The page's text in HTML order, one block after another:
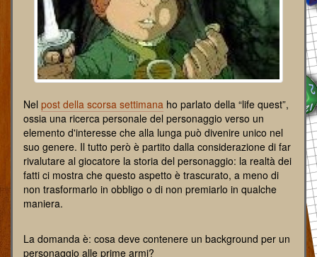
Nel post della scorsa settimana ho parlato della “life quest”,
ossia una ricerca personale del personaggio verso un
elemento d'interesse che alla lunga può divenire unico nel
suo genere. Il tutto però è partito dalla considerazione di far
rivalutare al giocatore la storia del personaggio: la realtà dei
fatti ci mostra che questo aspetto è trascurato, a meno di
non trasformarlo in obbligo o di non premiarlo in qualche
maniera.
La domanda è: cosa deve contenere un background per un
personaggio alle prime armi?